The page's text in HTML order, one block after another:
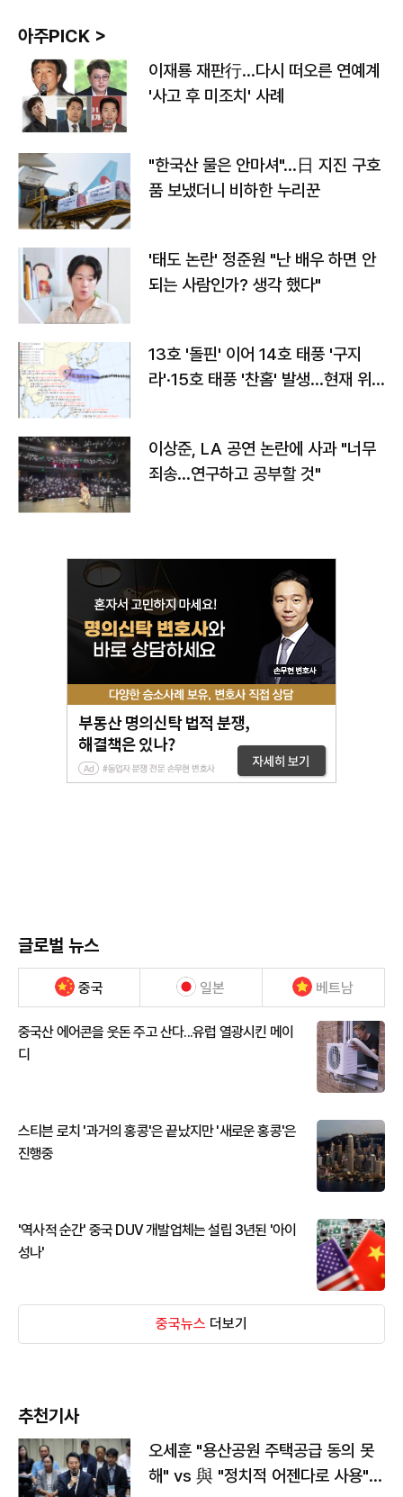
아주PICK >
이재룡 재판行…다시 떠오른 연예계
'사고 후 미조치' 사례
"한국산 물은 안마셔"…日 지진 구호
품 보냈더니 비하한 누리꾼
'태도 논란' 정준원 "난 배우 하면 안
되는 사람인가? 생각 했다"
13호 '돌핀' 이어 14호 태풍 '구지
라'·15호 태풍 '찬홈' 발생…현재 위
이상준, LA 공연 논란에 사과 "너무
죄송…연구하고 공부할 것"
글로벌 뉴스
중국 일본 베트남
중국산 에어콘을 웃돈 주고 산다...유럽 열광시킨 메이
디
스티븐 로치 '과거의 홍콩'은 끝났지만 '새로운 홍콩'은
진행중
'역사적 순간' 중국 DUV 개발업체는 설립 3년된 '아이
성나'
중국뉴스 더보기
추천기사
오세훈 "용산공원 주택공급 동의 못
해" vs 與 "정치적 어젠다로 사용"